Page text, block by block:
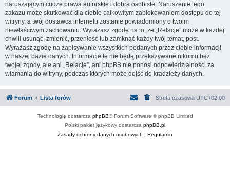
naruszającym cudze prawa autorskie i dobra osobiste. Naruszenie tego
zakazu może skutkować dla ciebie całkowitym zablokowaniem dostępu do tej
witryny, a twój dostawca internetu zostanie powiadomiony o twoim
niewłaściwym zachowaniu. Wyrażasz zgodę na to, że „Relacje” może w każdej
chwili usunąć, zmienić, przenieść lub zamknąć każdy twój temat, post.
Wyrażasz zgodę na zapisywanie wszystkich podanych przez ciebie informacji
w naszej bazie danych. Informacje te nie będą przekazywane nikomu bez
twojej zgody, ale ani „Relacje”, ani phpBB nie ponosi odpowiedzialności za
włamania do witryny, podczas których może dojść do kradzieży danych.
Forum Lista forów Strefa czasowa UTC+02:00
Technologię dostarcza phpBB® Forum Software © phpBB Limited
Polski pakiet językowy dostarcza phpBB.pl
Zasady ochrony danych osobowych | Regulamin